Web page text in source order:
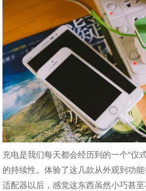
充电是我们每天都会经历到的一个“仪
的持续性。体验了这几款从外观到功
适配器以后，感觉这东西虽然小巧甚